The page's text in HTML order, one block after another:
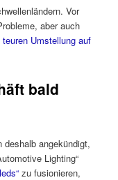
Vor
aber auch
teuren Umstellung auf
bald
deshalb angekündigt,
Lighting“
zu fusionieren,